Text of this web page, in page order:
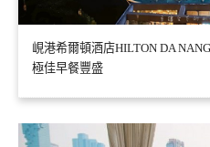
峴港希爾頓酒店HILTON DA
極佳早餐豐盛